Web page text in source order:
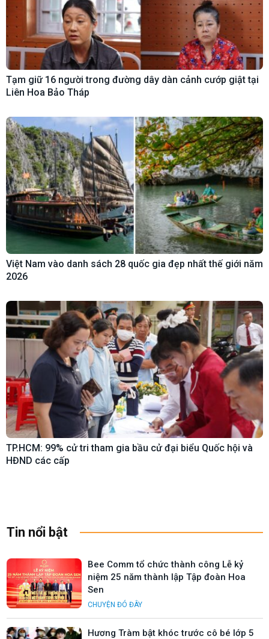
Tạm giữ 16 người trong đường dây dàn cảnh cướp giật tại
Liên Hoa Bảo Tháp
Việt Nam vào danh sách 28 quốc gia đẹp nhất thế giới năm
2026
TP.HCM: 99% cử tri tham gia bầu cử đại biểu Quốc hội và
HĐND các cấp
Tin nổi bật
Bee Comm tổ chức thành công Lễ kỷ
niệm 25 năm thành lập Tập đoàn Hoa
Sen
CHUYỆN ĐÓ ĐÂY
Hương Tràm bật khóc trước cô bé lớp 5